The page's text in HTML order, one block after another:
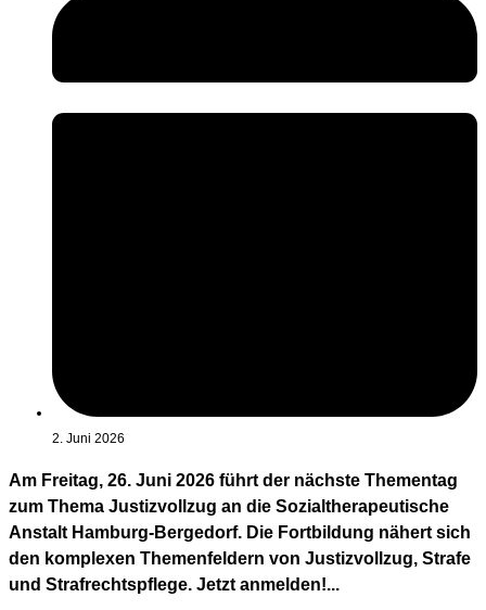
2. Juni 2026
Am Freitag, 26. Juni 2026 führt der nächste Thementag
zum Thema Justizvollzug an die Sozialtherapeutische
Anstalt Hamburg-Bergedorf. Die Fortbildung nähert sich
den komplexen Themenfeldern von Justizvollzug, Strafe
und Strafrechtspflege. Jetzt anmelden!...